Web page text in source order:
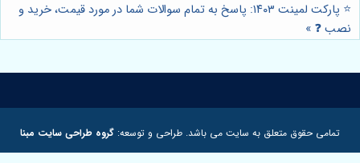
⭐️ پارکت لمینت ۱۴۰۳: پاسخ به تمام سوالات شما در مورد قیمت، خرید و
نصب ❓ »
تمامی حقوق متعلق به سایت می باشد. طراحی و توسعه: گروه طراحی سایت مبنا